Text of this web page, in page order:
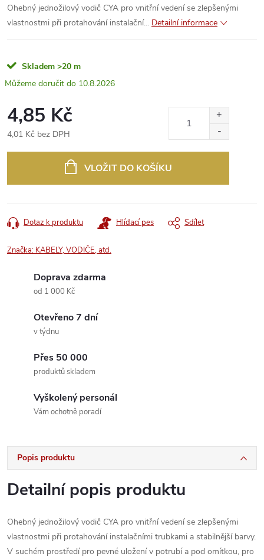
Ohebný jednožilový vodič CYA pro vnitřní vedení se zlepšenými
vlastnostmi při protahování instalační... Detailní informace
Skladem >20 m
10.8.2026
4,85 Kč
4,01 Kč bez DPH
VLOŽIT DO KOŠÍKU
Dotaz k produktu Hlídací pes Sdílet
Značka: KABELY, VODIČE, atd.
Doprava zdarma
od 1 000 Kč
Otevřeno 7 dní
v týdnu
Přes 50 000
produktů skladem
Vyškolený personál
Vám ochotně poradí
Popis produktu
Detailní popis produktu
Ohebný jednožilový vodič CYA pro vnitřní vedení se zlepšenými
vlastnostmi při protahování instalačními trubkami a stabilnější barvy.
V suchém prostředí pro pevné uložení v potrubí a pod omítkou, pro